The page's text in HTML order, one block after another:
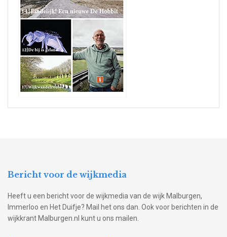
Bericht voor de wijkmedia
Heeft u een bericht voor de wijkmedia van de wijk Malburgen,
Immerloo en Het Duifje? Mail het ons dan. Ook voor berichten in de
wijkkrant Malburgen.nl kunt u ons mailen.